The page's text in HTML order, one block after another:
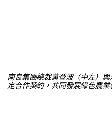
南良集團總裁蕭登波（中左）
定合作契約，共同發展綠色農